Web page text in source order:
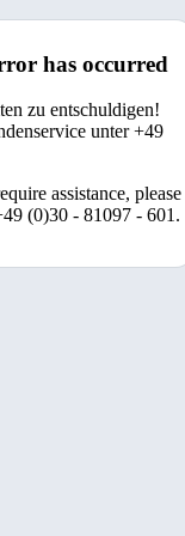
has occurred
zu entschuldigen!
unter +49
assistance, please
(0)30 - 81097 - 601.